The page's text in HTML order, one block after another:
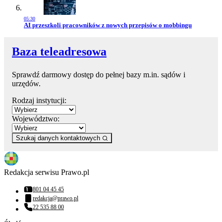
05:30
Przejdź do artykułu:
AI przeszkoli pracowników z nowych przepisów o mobbingu
Baza teleadresowa
Sprawdź darmowy dostęp do pełnej bazy m.in. sądów i
urzędów.
Rodzaj instytucji:
Województwo:
Szukaj danych kontaktowych
Redakcja serwisu Prawo.pl
Numer telefonu:
801 04 45 45
Adres email:
redakcja@prawo.pl
Numer telefonu:
22 535 88 00